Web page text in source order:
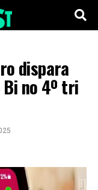
dispara
no 4º tri